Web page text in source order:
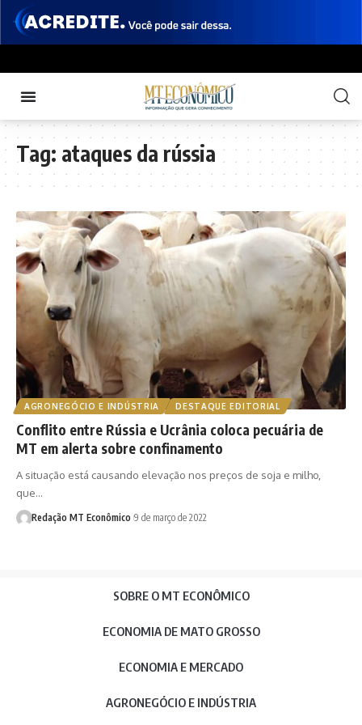
Tag: ataques da rússia
AGRONEGÓCIO E INDÚSTRIA DESTAQUE EDITORIAL
Conflito entre Rússia e Ucrânia coloca pecuária de
MT em alerta sobre confinamento
A situação está causando elevação nos preços de soja e milho,
que…
Redação MT Econômico 9 de março de 2022
SOBRE O MT ECONÔMICO
ECONOMIA DE MATO GROSSO
ECONOMIA E MERCADO
AGRONEGÓCIO E INDÚSTRIA